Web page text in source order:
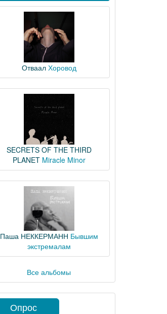
Отваал Хоровод
SECRETS OF THE THIRD
PLANET Miracle Minor
Паша НЕККЕРМАНН Бывшим
экстремалам
Все альбомы
Опрос